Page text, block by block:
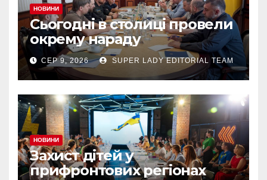
НОВИНИ
Сьогодні в столиці провели
окрему нараду
СЕР 9, 2026 SUPER LADY EDITORIAL TEAM
НОВИНИ
Захист дітей у
прифронтових регіонах